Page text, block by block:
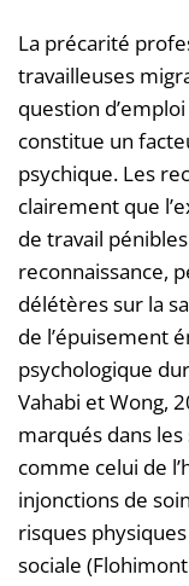
La précarité
travailleuses
question
constitue un
psychique. Les
clairement que
de travail
reconnaissance,
délétères sur la
de l’épuisement
psychologique
Vahabi et Wong,
marqués dans
comme celui de
injonctions de
risques
sociale